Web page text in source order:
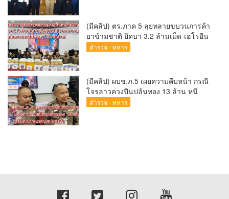
(มีคลิป) ตร.ภาค 5 ลุยทลายขบวนการค้า
ยาข้ามชาติ ยึดบา 3.2 ล้านเม็ด-เฮโรอีน
เพียบ ผลงานสะสม 10 เดือนรวบทรัพย์
ตำรวจ - ทหาร
(มีคลิป) ผบช.ภ.5 เผยความคืบหน้า กรณี
โจรลาวควงปืนปล้นทอง 13 ล้าน หนี
กบดานแขวงบ่อแก้ว
ตำรวจ - ทหาร